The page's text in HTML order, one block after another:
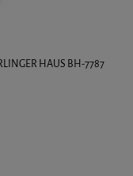
HAUS BH-7787